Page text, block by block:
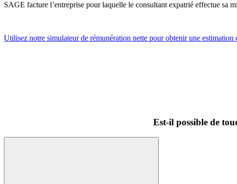
SAGE facture l’entreprise pour laquelle le consultant expatrié effectue sa
Utilisez notre simulateur de rémunération nette pour obtenir une estimation
Est-il possible de